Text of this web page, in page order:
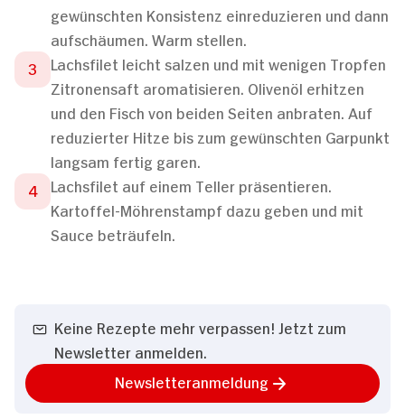
gewünschten Konsistenz einreduzieren und dann
aufschäumen. Warm stellen.
Lachsfilet leicht salzen und mit wenigen Tropfen
Zitronensaft aromatisieren. Olivenöl erhitzen
und den Fisch von beiden Seiten anbraten. Auf
reduzierter Hitze bis zum gewünschten Garpunkt
langsam fertig garen.
Lachsfilet auf einem Teller präsentieren.
Kartoffel-Möhrenstampf dazu geben und mit
Sauce beträufeln.
Keine Rezepte mehr verpassen! Jetzt zum
Newsletter anmelden.
Newsletteranmeldung